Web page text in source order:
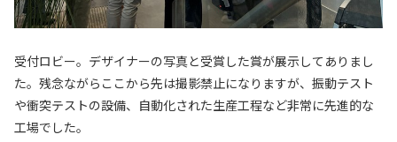
受付ロビー。デザイナーの写真と受賞した賞が展示してありまし
た。残念ながらここから先は撮影禁止になりますが、振動テスト
や衝突テストの設備、自動化された生産工程など非常に先進的な
工場でした。